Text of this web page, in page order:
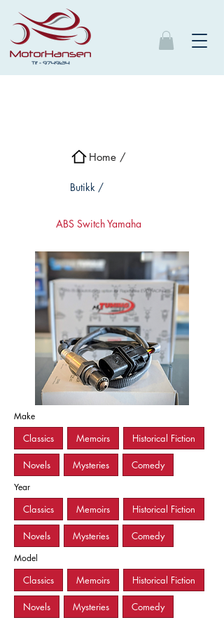
Home /
Butikk /
ABS Switch Yamaha
Make
Classics Memoirs Historical Fiction
Novels Mysteries Comedy
Year
Classics Memoirs Historical Fiction
Novels Mysteries Comedy
Model
Classics Memoirs Historical Fiction
Novels Mysteries Comedy